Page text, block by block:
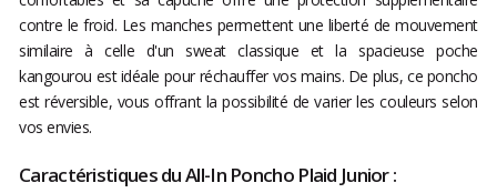
contre le froid. Les manches permettent une liberté de mouvement
similaire à celle d'un sweat classique et la spacieuse poche
kangourou est idéale pour réchauffer vos mains. De plus, ce poncho
est réversible, vous offrant la possibilité de varier les couleurs selon
vos envies.
Caractéristiques du All-In Poncho Plaid Junior :